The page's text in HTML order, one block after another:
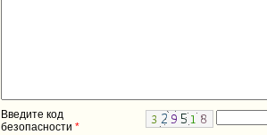
Введите код
безопасности *